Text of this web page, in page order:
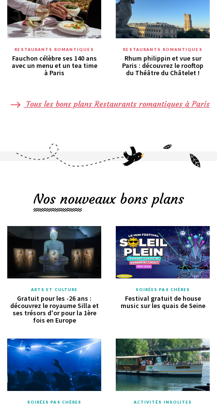
RESTAURANTS ROMANTIQUES
Fauchon célèbre ses 140 ans
avec un menu et un tea time
à Paris
RESTAURANTS ROMANTIQUES
Rhum philippin et vue sur
Paris : découvrez le rooftop
du Théâtre du Châtelet !
Tous les bons plans Restaurants romantiques à Paris
Nos nouveaux bons plans
ARTS ET CULTURE
Gratuit pour les -26 ans :
découvrez le royaume Silla et
ses trésors d'or pour la 1ère
fois en Europe
SOIRÉES PAS CHÈRES
Festival gratuit de house
music sur les quais de Seine
SOIRÉES PAS CHÈRES ACTIVITÉS INSOLITES